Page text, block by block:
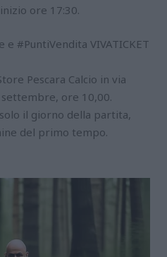
ore 17:30.
#PuntiVendita VIVATICKET
Pescara Calcio in via
ore 10,00.
il giorno della partita,
del primo tempo.